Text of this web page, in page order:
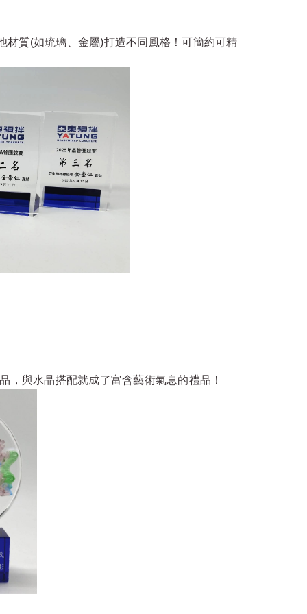
質(如琉璃、金屬)打造不同風格！可簡約可精
，與水晶搭配就成了富含藝術氣息的禮品！